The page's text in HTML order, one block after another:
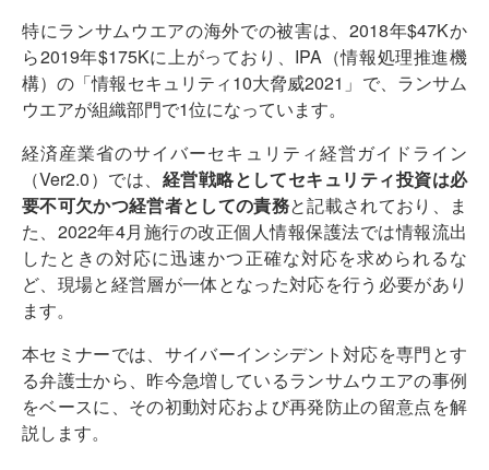
特にランサムウエアの海外での被害は、2018年$47Kか
ら2019年$175Kに上がっており、IPA（情報処理推進機
構）の「情報セキュリティ10大脅威2021」で、ランサム
ウエアが組織部門で1位になっています。
経済産業省のサイバーセキュリティ経営ガイドライン
（Ver2.0）では、 経営戦略としてセキュリティ投資は必
要不可欠かつ経営者としての責務と記載されており、ま
た、2022年4月施行の改正個人情報保護法では情報流出
したときの対応に迅速かつ正確な対応を求められるな
ど、現場と経営層が一体となった対応を行う必要があり
ます。
本セミナーでは、サイバーインシデント対応を専門とす
る弁護士から、昨今急増しているランサムウエアの事例
をベースに、その初動対応および再発防止の留意点を解
説します。